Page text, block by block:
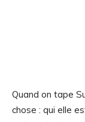
Quand on tape
chose : qui elle